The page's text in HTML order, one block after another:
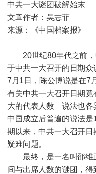
中共一大谜团破解始末
文章作者：吴志菲
来源：《中国档案报》
20世纪80年代之前，
于中共一大召开的日期
7月1日，陈公博说是在
有关中共一大召开日期
大的代表人数，说法也
中国成立后普遍的说法
期以来，中共一大召开
疑难问题。
最终，是一名叫邵维
间与出席人数的谜团，得